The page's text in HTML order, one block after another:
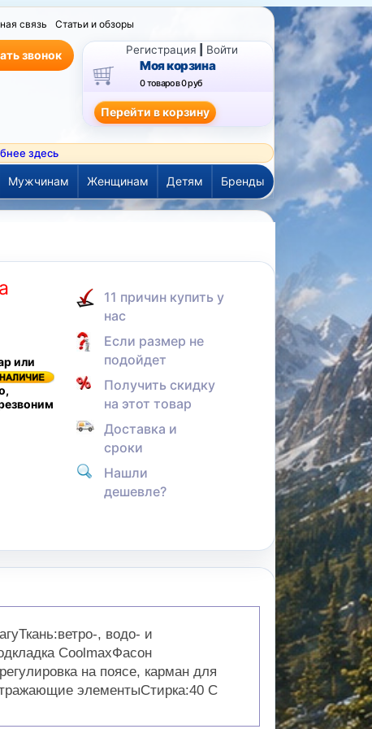
связь Статьи и обзоры
звонок Регистрация Войти
Моя корзина
0 товаров0 руб
здесь
Мужчинам Женщинам Детям Бренды
или
11 причин купить у
нас
Если размер не
подойдет
Получить скидку
на этот товар
Доставка и
сроки
Нашли
дешевле?
, водо- и
CoolmaxФасон
на поясе, карман для
элементыСтирка:40 С